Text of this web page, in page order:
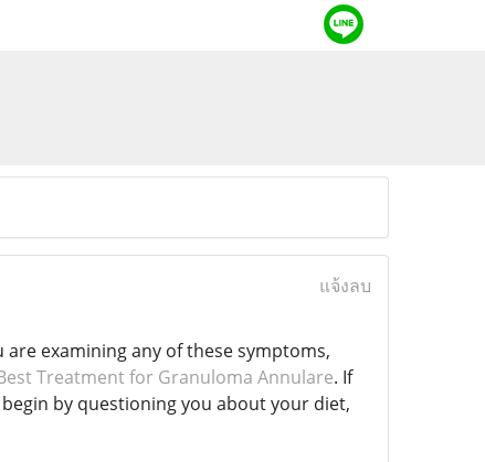
แจ้งลบ
examining any of these symptoms,
Treatment for Granuloma Annulare. If
by questioning you about your diet,